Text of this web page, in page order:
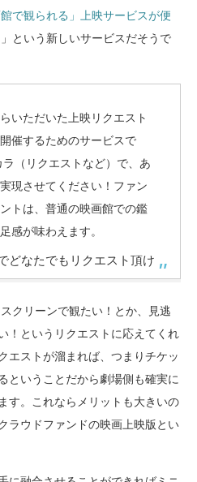
で観られる」上映サービスが便
という新しいサービスだそうで
いただいた上映リクエスト
催するためのサービスで
（リクエストなど）で、あ
現させてください！ファン
トは、普通の映画館での鑑
感が味わえます。
どなたでもリクエスト頂け
クリーンで観たい！とか、見逃
！というリクエストに応えてくれ
エストが溜まれば、つまりチケッ
ということだから劇場側も確実に
す。これならメリットも大きいの
ラウドファンドの映画上映版とい